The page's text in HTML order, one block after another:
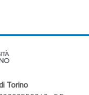
Torino